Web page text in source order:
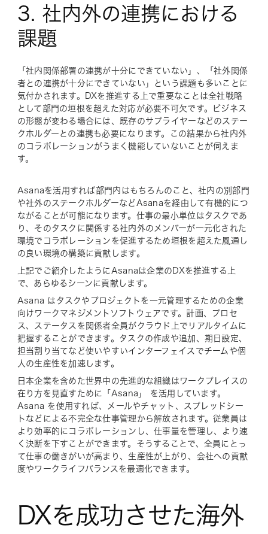
3. 社内外の連携における
課題
「社内関係部署の連携が十分にできていない」、「社外関係
者との連携が十分にできていない」という課題も多いことに
気付かされます。DXを推進する上で重要なことは全社戦略
として部門の垣根を超えた対応が必要不可欠です。ビジネス
の形態が変わる場合には、既存のサプライヤーなどのステー
クホルダーとの連携も必要になります。この結果から社内外
のコラボレーションがうまく機能していないことが伺えま
す。
Asanaを活用すれば部門内はもちろんのこと、社内の別部門
や社外のステークホルダーなどAsanaを経由して有機的につ
ながることが可能になります。仕事の最小単位はタスクであ
り、そのタスクに関係する社内外のメンバーが一元化された
環境でコラボレーションを促進するため垣根を超えた風通し
の良い環境の構築に貢献します。
上記でご紹介したようにAsanaは企業のDXを推進する上
で、あらゆるシーンに貢献します。
Asana はタスクやプロジェクトを一元管理するための企業
向けワークマネジメントソフトウェアです。計画、プロセ
ス、ステータスを関係者全員がクラウド上でリアルタイムに
把握することができます。タスクの作成や追加、期日設定、
担当割り当てなど使いやすいインターフェイスでチームや個
人の生産性を加速します。
日本企業を含めた世界中の先進的な組織はワークプレイスの
在り方を見直すために「Asana」 を活用しています。
Asana を使用すれば、メールやチャット、スプレッドシー
トなどによる不完全な仕事管理から解放されます。従業員は
より効率的にコラボレーションし、仕事量を管理し、より速
く決断を下すことができます。そうすることで、全員にとっ
て仕事の働きがいが高まり、生産性が上がり、会社への貢献
度やワークライフバランスを最適化できます。
DXを成功させた海外